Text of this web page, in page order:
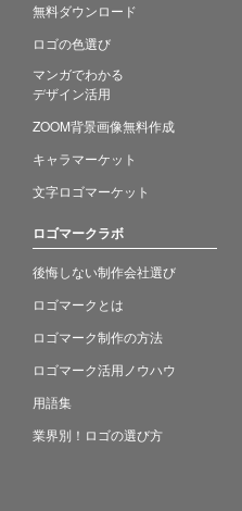
無料ダウンロード
ロゴの色選び
マンガでわかる
デザイン活用
ZOOM背景画像無料作成
キャラマーケット
文字ロゴマーケット
ロゴマークラボ
後悔しない制作会社選び
ロゴマークとは
ロゴマーク制作の方法
ロゴマーク活用ノウハウ
用語集
業界別！ロゴの選び方